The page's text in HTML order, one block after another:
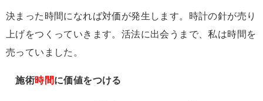
決まった時間になれば対価が発生します。時計の針が売り
上げをつくっていきます。活法に出会うまで、私は時間を
売っていました。
施術時間に価値をつける